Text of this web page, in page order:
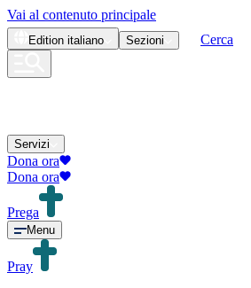
Vai al contenuto principale
Edition italiano Sezioni Cerca
Servizi
Dona ora
Dona ora
Prega
Menu
Pray